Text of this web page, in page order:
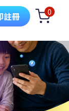
註冊 0